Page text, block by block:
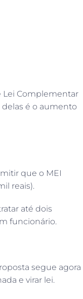
Lei Complementar
delas é o aumento
que o MEI
reais).
até dois
funcionário.
segue agora
e virar lei.